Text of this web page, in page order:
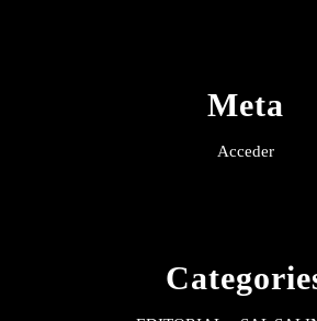
Meta
Acceder